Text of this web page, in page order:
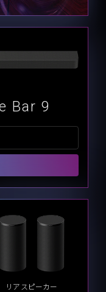
Bar 9
リアスピーカー